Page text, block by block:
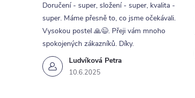
Ludvíková Petra
10.6.2025
Doručení - super, složení - super, kvalita -
super. Máme přesně to, co jsme očekávali.
Vysokou postel 🙏😉. Přeji vám mnoho
spokojených zákazníků. Díky.